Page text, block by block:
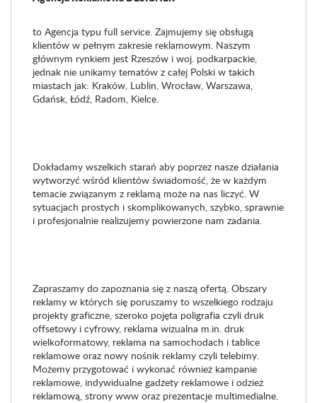
to Agencja typu full service. Zajmujemy się obsługą
klientów w pełnym zakresie reklamowym. Naszym
głównym rynkiem jest Rzeszów i woj. podkarpackie,
jednak nie unikamy tematów z całej Polski w takich
miastach jak: Kraków, Lublin, Wrocław, Warszawa,
Gdańsk, Łódź, Radom, Kielce.
Dokładamy wszelkich starań aby poprzez nasze działania
wytworzyć wśród klientów świadomość, że w każdym
temacie związanym z reklamą może na nas liczyć. W
sytuacjach prostych i skomplikowanych, szybko, sprawnie
i profesjonalnie realizujemy powierzone nam zadania.
Zapraszamy do zapoznania się z naszą ofertą. Obszary
reklamy w których się poruszamy to wszelkiego rodzaju
projekty graficzne, szeroko pojęta poligrafia czyli druk
offsetowy i cyfrowy, reklama wizualna m.in. druk
wielkoformatowy, reklama na samochodach i tablice
reklamowe oraz nowy nośnik reklamy czyli telebimy.
Możemy przygotować i wykonać również kampanie
reklamowe, indywidualne gadżety reklamowe i odzież
reklamową, strony www oraz prezentacje multimedialne.